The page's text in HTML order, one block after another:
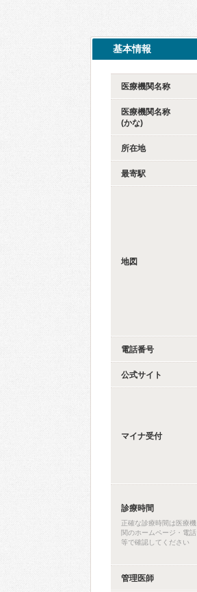
基本情報
医療機関名称
医療機関名称
(かな)
所在地
最寄駅
地図
電話番号
公式サイト
マイナ受付
診療時間
正確な診療時間は医療機
関のホームページ・電話
等で確認してください
管理医師